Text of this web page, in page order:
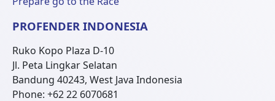
PROFENDER INDONESIA
Ruko Kopo Plaza D-10
Jl. Peta Lingkar Selatan
Bandung 40243, West Java Indonesia
Phone: +62 22 6070681